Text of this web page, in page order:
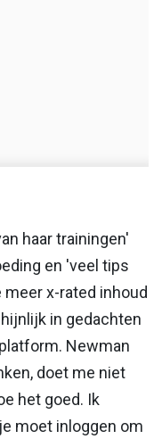
haar trainingen'
en 'veel tips
x-rated inhoud
in gedachten
Newman
doet me niet
het goed. Ik
moet inloggen om